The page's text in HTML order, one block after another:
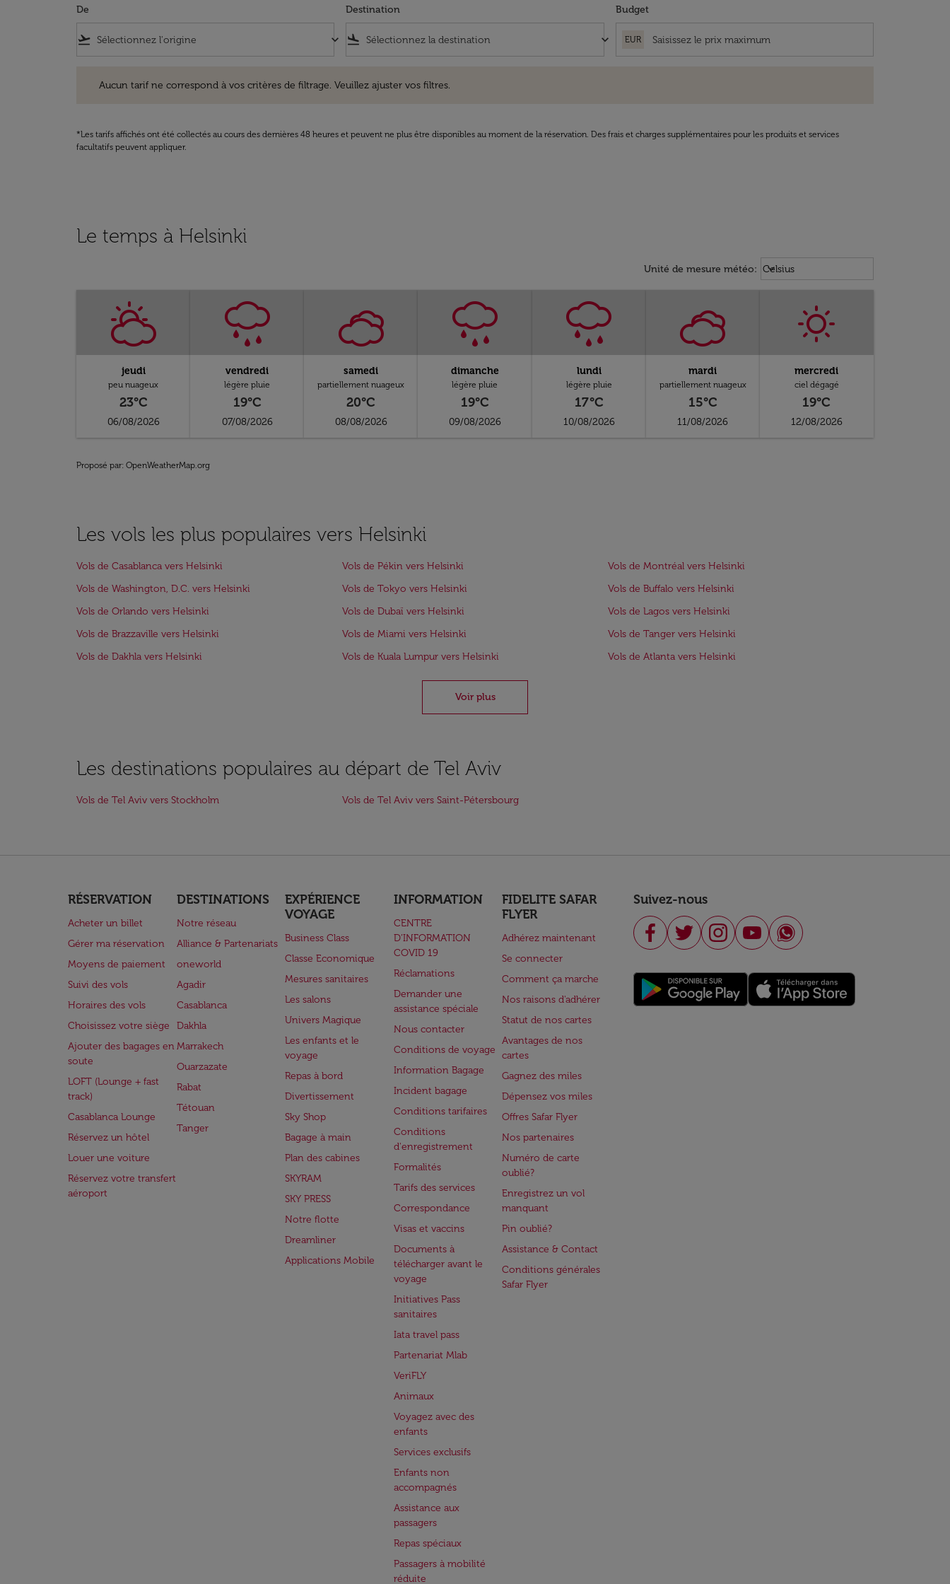
De
flight_takeoff keyboard_arrow_down
Destination
flight_land keyboard_arrow_down
Budget
EUR
Aucun tarif ne correspond à vos critères de filtrage. Veuillez ajuster vos filtres.
*Les tarifs affichés ont été collectés au cours des dernières 48 heures et peuvent ne plus être disponibles au moment de la réservation. Des frais et charges supplémentaires pour les produits et services
facultatifs peuvent appliquer.
Le temps à Helsinki
Unité de mesure météo: Weather unit option Celsius
Celsius
keyboard_arrow_down
jeudi
peu nuageux
23°C
06/08/2026
vendredi
légère pluie
19°C
07/08/2026
samedi
partiellement nuageux
20°C
08/08/2026
dimanche
légère pluie
19°C
09/08/2026
lundi
légère pluie
17°C
10/08/2026
mardi
partiellement nuageux
15°C
11/08/2026
mercredi
ciel dégagé
19°C
12/08/2026
Proposé par: OpenWeatherMap.org
Les vols les plus populaires vers Helsinki
Vols de Casablanca vers Helsinki Vols de Pékin vers Helsinki
Vols de Montréal vers Helsinki
Vols de Washington, D.C. vers Helsinki
Vols de Tokyo vers Helsinki
Vols de Buffalo vers Helsinki
Vols de Orlando vers Helsinki
Vols de Dubaï vers Helsinki
Vols de Lagos vers Helsinki
Vols de Brazzaville vers Helsinki
Vols de Miami vers Helsinki
Vols de Tanger vers Helsinki
Vols de Dakhla vers Helsinki
Vols de Kuala Lumpur vers Helsinki Vols de Atlanta vers Helsinki
Voir plus
Les destinations populaires au départ de Tel Aviv
Vols de Tel Aviv vers Stockholm Vols de Tel Aviv vers Saint-Pétersbourg
RÉSERVATION
Acheter un billet
Gérer ma réservation
Moyens de paiement
Suivi des vols
Horaires des vols
Choisissez votre siège
Ajouter des bagages en
soute
LOFT (Lounge + fast
track)
Casablanca Lounge
Réservez un hôtel
Louer une voiture
Réservez votre transfert
aéroport
DESTINATIONS
Notre réseau
Alliance & Partenariats
oneworld
Agadir
Casablanca
Dakhla
Marrakech
Ouarzazate
Rabat
Tétouan
Tanger
EXPÉRIENCE
VOYAGE
Business Class
Classe Economique
Mesures sanitaires
Les salons
Univers Magique
Les enfants et le
voyage
Repas à bord
Divertissement
Sky Shop
Bagage à main
Plan des cabines
SKYRAM
SKY PRESS
Notre flotte
Dreamliner
Applications Mobile
INFORMATION
CENTRE
D’INFORMATION
COVID 19
Réclamations
Demander une
assistance spéciale
Nous contacter
Conditions de voyage
Information Bagage
Incident bagage
Conditions tarifaires
Conditions
d'enregistrement
Formalités
Tarifs des services
Correspondance
Visas et vaccins
Documents à
télécharger avant le
voyage
Initiatives Pass
sanitaires
Iata travel pass
Partenariat Mlab
VeriFLY
Animaux
Voyagez avec des
enfants
Services exclusifs
Enfants non
accompagnés
Assistance aux
passagers
Repas spéciaux
Passagers à mobilité
réduite
FIDELITE SAFAR
FLYER
Adhérez maintenant
Se connecter
Comment ça marche
Nos raisons d'adhérer
Statut de nos cartes
Avantages de nos
cartes
Gagnez des miles
Dépensez vos miles
Offres Safar Flyer
Nos partenaires
Numéro de carte
oublié?
Enregistrez un vol
manquant
Pin oublié?
Assistance & Contact
Conditions générales
Safar Flyer
Suivez-nous